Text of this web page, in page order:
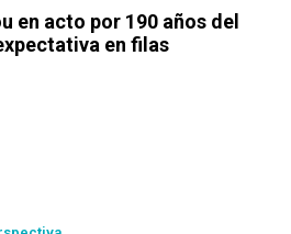
en acto por 190 años del
en filas